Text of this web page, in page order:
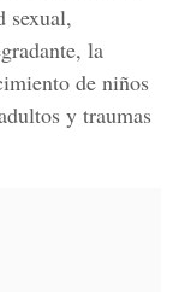
sexual,
la
de niños
y traumas